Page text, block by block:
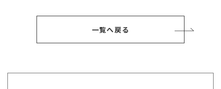
一覧へ戻る